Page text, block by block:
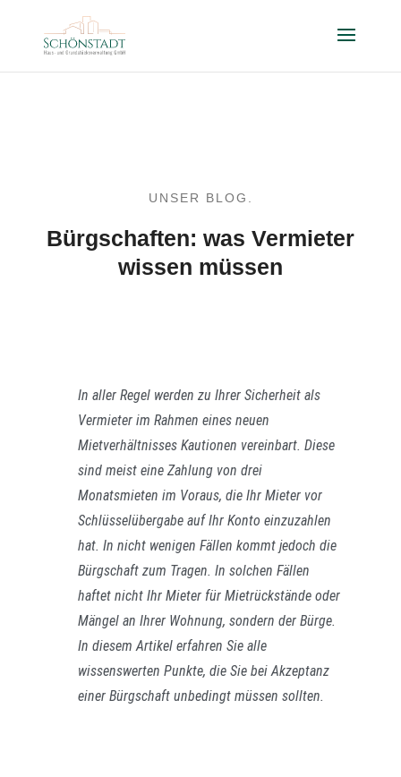
UNSER BLOG.
Bürgschaften: was Vermieter
wissen müssen
In aller Regel werden zu Ihrer Sicherheit als
Vermieter im Rahmen eines neuen
Mietverhältnisses Kautionen vereinbart. Diese
sind meist eine Zahlung von drei
Monatsmieten im Voraus, die Ihr Mieter vor
Schlüsselübergabe auf Ihr Konto einzuzahlen
hat. In nicht wenigen Fällen kommt jedoch die
Bürgschaft zum Tragen. In solchen Fällen
haftet nicht Ihr Mieter für Mietrückstände oder
Mängel an Ihrer Wohnung, sondern der Bürge.
In diesem Artikel erfahren Sie alle
wissenswerten Punkte, die Sie bei Akzeptanz
einer Bürgschaft unbedingt müssen sollten.